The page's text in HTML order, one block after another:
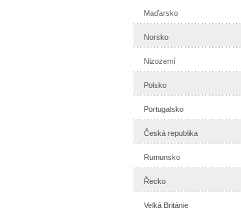
Maďarsko
Norsko
Nizozemí
Polsko
Portugalsko
Česká republika
Rumunsko
Řecko
Velká Británie